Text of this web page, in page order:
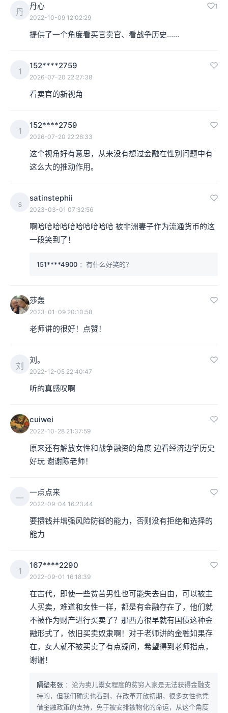
丹
丹心 1
2022-10-09 12:02:29
提供了一个角度看买官卖官、看战争历史……
1
152****2759
2026-07-20 22:27:38
看卖官的新视角
1
152****2759
2026-07-20 22:26:33
这个视角好有意思，从来没有想过金融在性别问题中有
这么大的推动作用。
s
satinstephii
2023-03-01 07:32:56
啊哈哈哈哈哈哈哈哈哈哈 被非洲妻子作为流通货币的这
一段笑到了！
151****4900 ：有什么好笑的？
莎轰
2023-01-09 20:10:58
老师讲的很好！点赞！
刘
刘。
2022-12-05 22:40:47
听的真感叹啊
cuiwei
2022-10-28 21:37:59
原来还有解放女性和战争融资的角度 边看经济边学历史
好玩 谢谢陈老师！
一
一点点来
2022-09-04 16:23:44
要攒钱并增强风险防御的能力，否则没有拒绝和选择的
能力
1
167****2290
2022-09-01 16:18:39
在古代，即使一些贫苦男性也可能失去自由，可以被主
人买卖，难道和女性一样，都是有金融存在了，他们就
不被作为财产进行买卖了？那西方很早就有国债这种金
融形式了，依旧买卖奴隶啊！对于老师讲的金融如果存
在，女人就不被买卖了有点疑问，希望得到老师指点，
谢谢！
隔壁老张 ：沦为卖儿鬻女程度的贫穷人家是无法获得金融支
持的，但我们确实也看到，在改革开放初期，很多女性也凭
借金融政策的支持，免于被安排被物化的命运，从这个角度